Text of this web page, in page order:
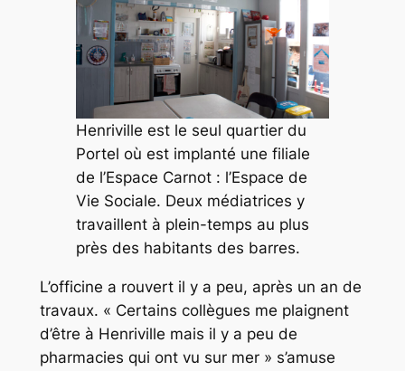
Henriville est le seul quartier du
Portel où est implanté une filiale
de l’Espace Carnot : l’Espace de
Vie Sociale. Deux médiatrices y
travaillent à plein-temps au plus
près des habitants des barres.
L’officine a rouvert il y a peu, après un an de
travaux. « Certains collègues me plaignent
d’être à Henriville mais il y a peu de
pharmacies qui ont vu sur mer » s’amuse